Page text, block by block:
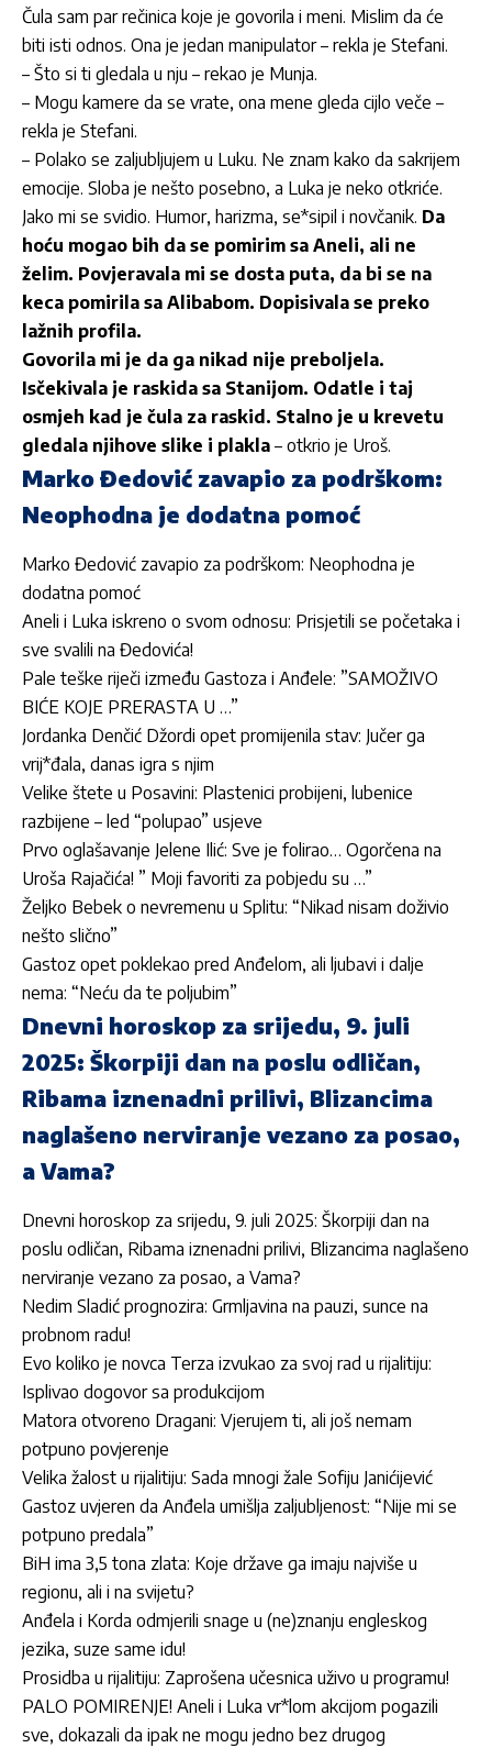
Čula sam par rečinica koje je govorila i meni. Mislim da će
biti isti odnos. Ona je jedan manipulator – rekla je Stefani.
– Što si ti gledala u nju – rekao je Munja.
– Mogu kamere da se vrate, ona mene gleda cijlo veče –
rekla je Stefani.
– Polako se zaljubljujem u Luku. Ne znam kako da sakrijem
emocije. Sloba je nešto posebno, a Luka je neko otkriće.
Jako mi se svidio. Humor, harizma, se*sipil i novčanik. Da
hoću mogao bih da se pomirim sa Aneli, ali ne
želim. Povjeravala mi se dosta puta, da bi se na
keca pomirila sa Alibabom. Dopisivala se preko
lažnih profila.
Govorila mi je da ga nikad nije preboljela.
Isčekivala je raskida sa Stanijom. Odatle i taj
osmjeh kad je čula za raskid. Stalno je u krevetu
gledala njihove slike i plakla – otkrio je Uroš.
Marko Đedović zavapio za podrškom:
Neophodna je dodatna pomoć
Marko Đedović zavapio za podrškom: Neophodna je
dodatna pomoć
Aneli i Luka iskreno o svom odnosu: Prisjetili se početaka i
sve svalili na Đedovića!
Pale teške riječi između Gastoza i Anđele: ”SAMOŽIVO
BIĆE KOJE PRERASTA U …”
Jordan­ka Denčić Džordi opet promijenila stav: Jučer ga
vrij*đala, danas igra s njim
Velike štete u Posavini: Plastenici probijeni, lubenice
razbijene – led “polupao” usjeve
Prvo oglašavanje Jelene Ilić: Sve je folirao… Ogorčena na
Uroša Rajačića! ” Moji favoriti za pobjedu su …”
Željko Bebek o nevremenu u Splitu: “Nikad nisam doživio
nešto slično”
Gastoz opet poklekao pred Anđelom, ali ljubavi i dalje
nema: “Neću da te poljubim”
Dnevni horoskop za srijedu, 9. juli
2025: Škorpiji dan na poslu odličan,
Ribama iznenadni prilivi, Blizancima
naglašeno nerviranje vezano za posao,
a Vama?
Dnevni horoskop za srijedu, 9. juli 2025: Škorpiji dan na
poslu odličan, Ribama iznenadni prilivi, Blizancima naglašeno
nerviranje vezano za posao, a Vama?
Nedim Sladić prognozira: Grmljavina na pauzi, sunce na
probnom radu!
Evo koliko je novca Terza izvukao za svoj rad u rijalitiju:
Isplivao dogovor sa produkcijom
Matora otvoreno Dragani: Vjerujem ti, ali još nemam
potpuno povjerenje
Velika žalost u rijalitiju: Sada mnogi žale Sofiju Janićijević
Gastoz uvjeren da Anđela umišlja zaljubljenost: “Nije mi se
potpuno predala”
BiH ima 3,5 tona zlata: Koje države ga imaju najviše u
regionu, ali i na svijetu?
Anđela i Korda odmjerili snage u (ne)znanju engleskog
jezika, suze same idu!
Prosidba u rijalitiju: Zaprošena učesnica uživo u programu!
PALO POMIRENJE! Aneli i Luka vr*lom akcijom pogazili
sve, dokazali da ipak ne mogu jedno bez drugog